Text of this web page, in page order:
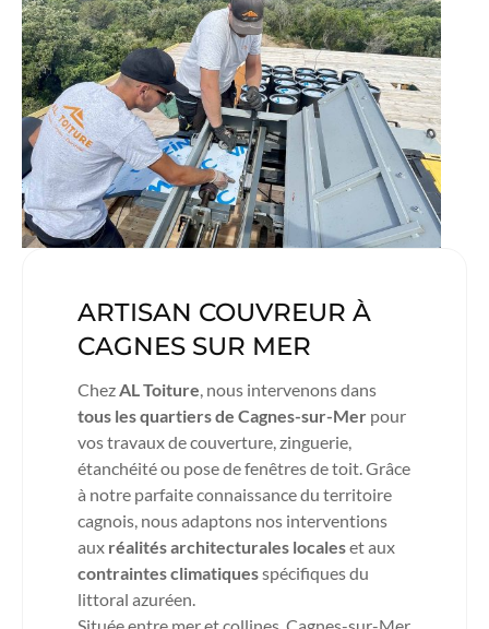
ARTISAN COUVREUR À
CAGNES SUR MER
ChezAL Toiture, nous intervenons dans
tous les quartiers de Cagnes-sur-Mer pour
vos travaux de couverture, zinguerie,
étanchéité ou pose de fenêtres de toit. Grâce
à notre parfaite connaissance du territoire
cagnois, nous adaptons nos interventions
aux réalités architecturales localeset aux
contraintes climatiquesspécifiques du
littoral azuréen.